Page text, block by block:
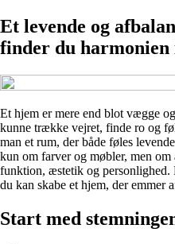
Et levende og
finder du
Et hjem er mere end blot vægge
kunne trække vejret, finde ro og
man et rum, der både føles
kun om farver og møbler, men
funktion, æstetik og
du kan skabe et hjem, der emmer
Start med